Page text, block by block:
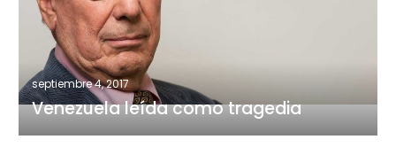
septiembre 4, 2017
Venezuela leída como tragedia